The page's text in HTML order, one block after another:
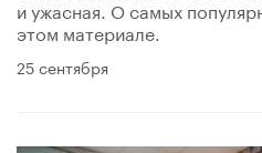
и ужасная. О самых
этом материале.
25 сентября